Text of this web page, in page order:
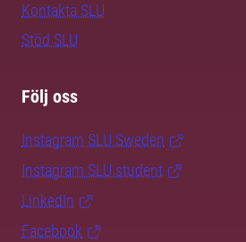
Kontakta SLU
Stöd SLU
Följ oss
Instagram SLU.Sweden
Instagram SLU.student
LinkedIn
Facebook